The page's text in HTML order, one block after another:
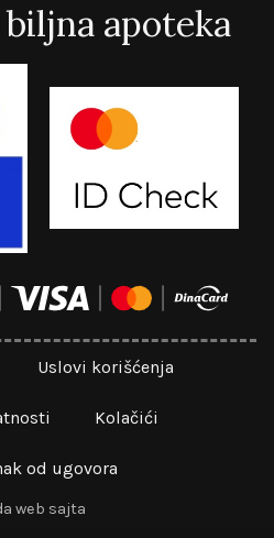
biljna apoteka
Uslovi korišćenja
Kolačići
od ugovora
web sajta